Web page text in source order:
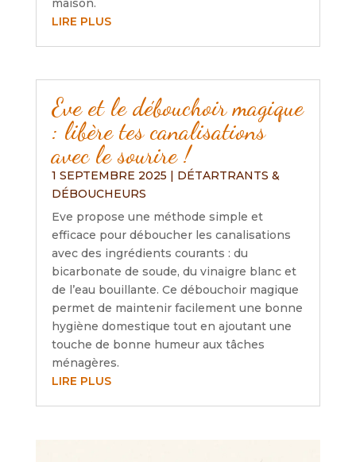
maison.
LIRE PLUS
Eve et le débouchoir magique
: libère tes canalisations
avec le sourire !
1 SEPTEMBRE 2025
DÉTARTRANTS &
DÉBOUCHEURS
Eve propose une méthode simple et
efficace pour déboucher les canalisations
avec des ingrédients courants : du
bicarbonate de soude, du vinaigre blanc et
de l’eau bouillante. Ce débouchoir magique
permet de maintenir facilement une bonne
hygiène domestique tout en ajoutant une
touche de bonne humeur aux tâches
ménagères.
LIRE PLUS